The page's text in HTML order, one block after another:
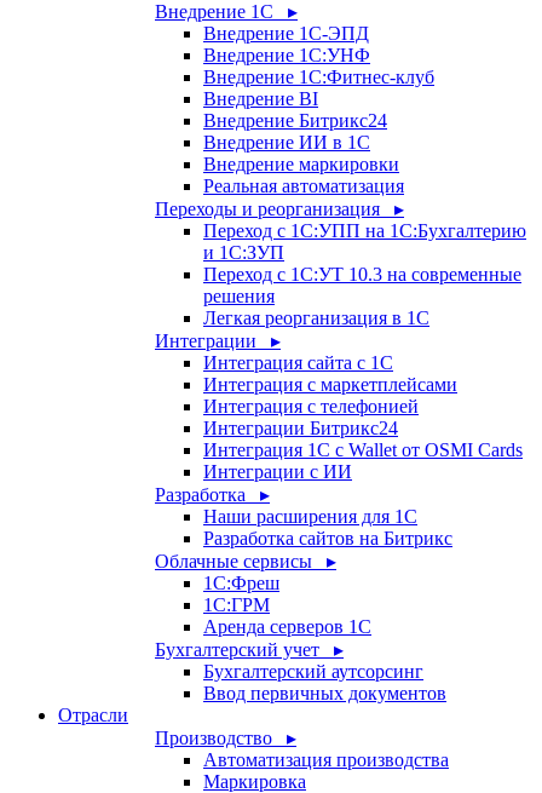
Внедрение 1С ▸
Внедрение 1С-ЭПД
Внедрение 1С:УНФ
Внедрение 1С:Фитнес-клуб
Внедрение BI
Внедрение Битрикс24
Внедрение ИИ в 1С
Внедрение маркировки
Реальная автоматизация
Переходы и реорганизация ▸
Переход с 1С:УПП на 1С:Бухгалтерию
и 1С:ЗУП
Переход с 1С:УТ 10.3 на современные
решения
Легкая реорганизация в 1С
Интеграции ▸
Интеграция сайта с 1С
Интеграция с маркетплейсами
Интеграция с телефонией
Интеграции Битрикс24
Интеграция 1С с Wallet от OSMI Cards
Интеграции с ИИ
Разработка ▸
Наши расширения для 1С
Разработка сайтов на Битрикс
Облачные сервисы ▸
1С:Фреш
1С:ГРМ
Аренда серверов 1С
Бухгалтерский учет ▸
Бухгалтерский аутсорсинг
Ввод первичных документов
Отрасли
Производство ▸
Автоматизация производства
Маркировка